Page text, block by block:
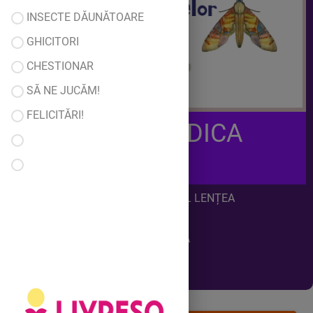
INSECTE DĂUNĂTOARE
GHICITORI
CHESTIONAR
SĂ NE JUCĂM!
FELICITĂRI!
NICA ANCA RODICA
GRĂDINIȚA CU PROGRAM NORMAL LENȚEA
DOMENIUL ȘTIINȚE- GRUPA MIXTĂ